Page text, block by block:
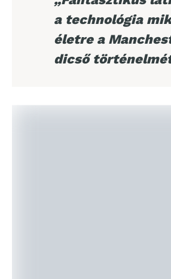
a technológia
életre a
dicső